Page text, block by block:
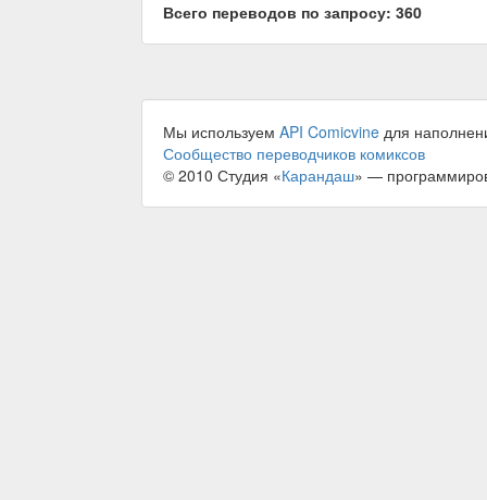
Всего переводов по запросу: 360
Мы используем API Comicvine для
Сообщество переводчиков комиксов
© 2010 Студия «Карандаш» —